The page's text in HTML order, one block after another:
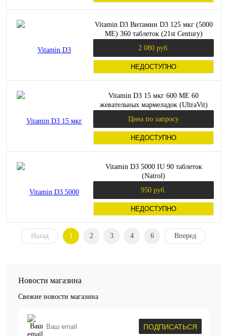
Vitamin D3 Витамин D3 125 мкг (5000
МЕ) 360 таблеток (21st Century)
2 080 руб.
НЕДОСТУПНО
Vitamin D3 15 мкг 600 ME 60
жевательных мармеладок (UltraVit)
Цена по запросу
НЕДОСТУПНО
Vitamin D3 5000 IU 90 таблеток
(Natrol)
950 руб.
НЕДОСТУПНО
Назад 1 2 3 4 6 Вперед
Новости магазина
Свежие новости магазина
ПОДПИСАТЬСЯ